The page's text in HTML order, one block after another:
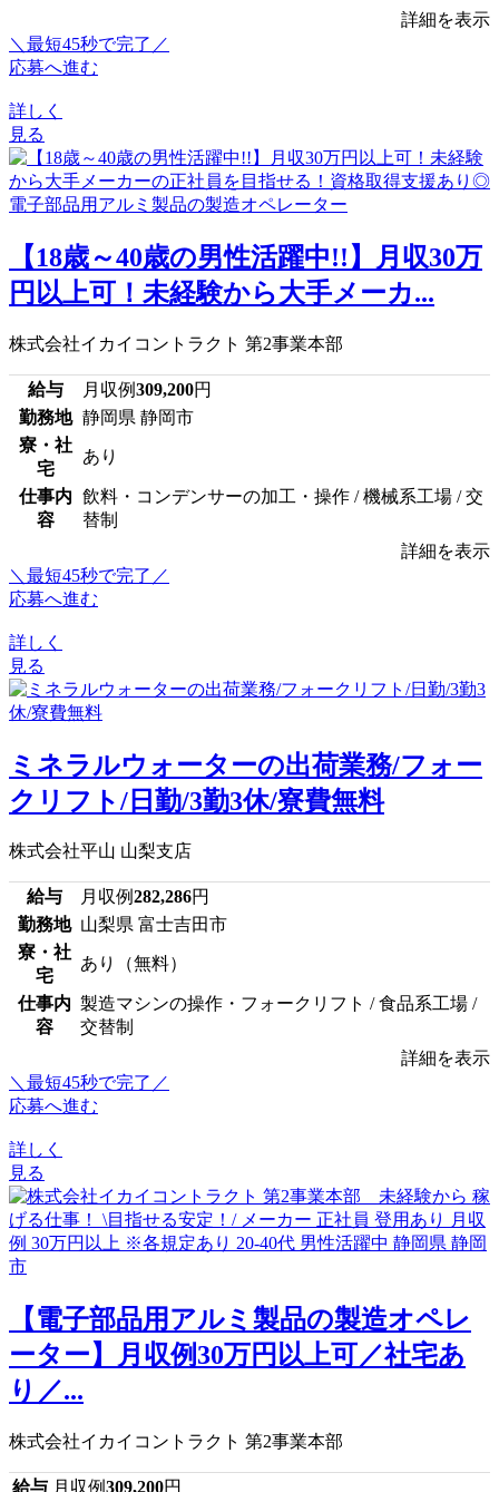
詳細を表示
＼最短45秒で完了／
応募へ進む
詳しく
見る
【18歳～40歳の男性活躍中!!】月収30万
円以上可！未経験から大手メーカ...
株式会社イカイコントラクト 第2事業本部
給与 月収例309,200円
勤務地 静岡県 静岡市
寮・社
宅
あり
仕事内
容
飲料・コンデンサーの加工・操作 / 機械系工場 / 交
替制
詳細を表示
＼最短45秒で完了／
応募へ進む
詳しく
見る
ミネラルウォーターの出荷業務/フォー
クリフト/日勤/3勤3休/寮費無料
株式会社平山 山梨支店
給与 月収例282,286円
勤務地 山梨県 富士吉田市
寮・社
宅
あり（無料）
仕事内
容
製造マシンの操作・フォークリフト / 食品系工場 /
交替制
詳細を表示
＼最短45秒で完了／
応募へ進む
詳しく
見る
【電子部品用アルミ製品の製造オペレ
ーター】月収例30万円以上可／社宅あ
り／...
株式会社イカイコントラクト 第2事業本部
給与 月収例309,200円